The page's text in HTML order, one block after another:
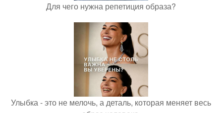
Для чего нужна репетиция образа?
Улыбка - это не мелочь, а деталь, которая меняет весь